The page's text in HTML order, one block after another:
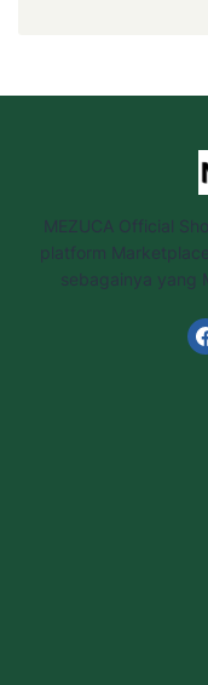
MEZUCA Official
platform
sebagainya yang